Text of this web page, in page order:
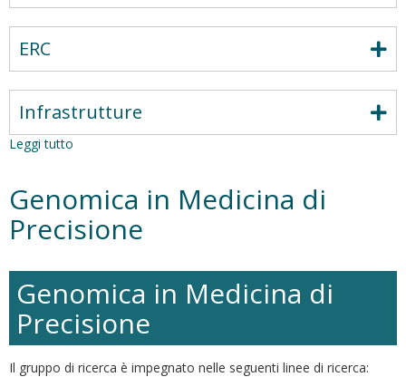
ERC
Infrastrutture
Leggi tutto
Molecular
Diseasome:
integrated
in
dementia
and
chronic
non-
communicable
Genomica in Medicina di
Precisione
Genomica in Medicina di
Precisione
Il gruppo di ricerca è impegnato nelle seguenti linee di ricerca: